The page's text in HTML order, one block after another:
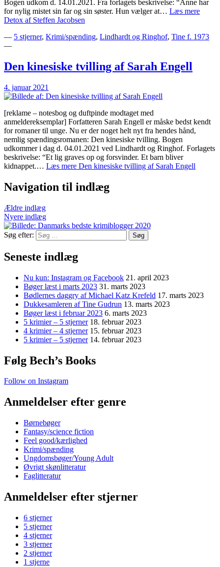
Bogen udkom d. 14.01.2021. Fra forlagets beskrivelse: “Anne har
for nylig mistet sin far og sin søster. Hun vælger at… Læs mere
Detox af Steffen Jacobsen
— 5 stjerner, Krimi/spænding, Lindhardt og Ringhof, Tine f. 1973
—
Den kinesiske tvilling af Sarah Engell
4. januar 2021
[reklame – notesbog og duftpinde modtaget med
anmeldereksemplar] Forfatteren Sarah Engell er måske bedst kendt
for romaner til unge. Nu er der noget helt nyt fra hendes hånd,
nemlig spændingsromanen: Den kinesiske tvilling. Bogen
udkommer i dag d. 04.01.2021 ved Lindhardt og Ringhof. Forlagets
beskrivelse: “Et lig graves op og forsvinder. Et barn bliver
kidnappet.… Læs mere Den kinesiske tvilling af Sarah Engell
Navigation til indlæg
Ældre indlæg
Nyere indlæg
Søg efter:
Seneste indlæg
Nu kun: Instagram og Facebook 21. april 2023
Bøger læst i marts 2023 31. marts 2023
Bødlernes daggry af Michael Katz Krefeld 17. marts 2023
Dukkesamleren af Tine Gudrun 13. marts 2023
Bøger læst i februar 2023 6. marts 2023
5 krimier – 5 stjerner 18. februar 2023
4 krimier – 4 stjerner 15. februar 2023
5 krimier – 5 stjerner 14. februar 2023
Følg Bech’s Books
Follow on Instagram
Anmeldelser efter genre
Børnebøger
Fantasy/science fiction
Feel good/kærlighed
Krimi/spænding
Ungdomsbøger/Young Adult
Øvrigt skønlitteratur
Faglitteratur
Anmeldelser efter stjerner
6 stjerner
5 stjerner
4 stjerner
3 stjerner
2 stjerner
1 stjerne